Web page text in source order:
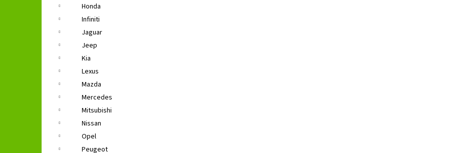
Honda
Infiniti
Jaguar
Jeep
Kia
Lexus
Mazda
Mercedes
Mitsubishi
Nissan
Opel
Peugeot